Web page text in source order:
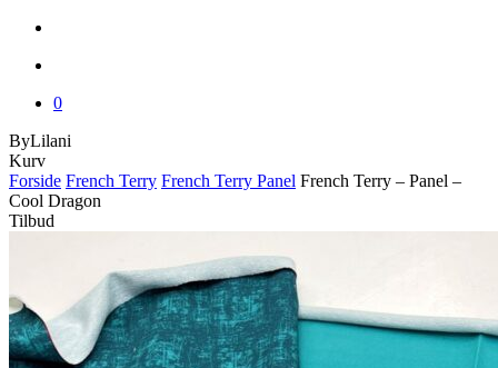
0
ByLilani
KurvClose
Cart
Forside French Terry French Terry Panel French Terry – Panel –
Cool Dragon
Tilbud